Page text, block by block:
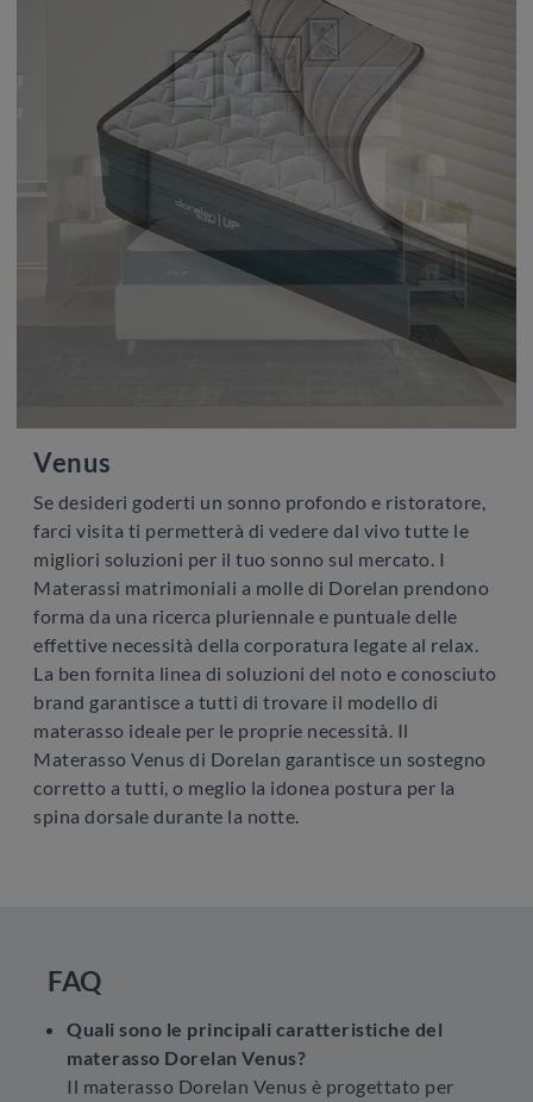
Venus
Se desideri goderti un sonno profondo e ristoratore,
farci visita ti permetterà di vedere dal vivo tutte le
migliori soluzioni per il tuo sonno sul mercato. I
Materassi matrimoniali a molle di Dorelan prendono
forma da una ricerca pluriennale e puntuale delle
effettive necessità della corporatura legate al relax.
La ben fornita linea di soluzioni del noto e conosciuto
brand garantisce a tutti di trovare il modello di
materasso ideale per le proprie necessità. Il
Materasso Venus di Dorelan garantisce un sostegno
corretto a tutti, o meglio la idonea postura per la
spina dorsale durante la notte.
FAQ
Quali sono le principali caratteristiche del
materasso Dorelan Venus?
Il materasso Dorelan Venus è progettato per